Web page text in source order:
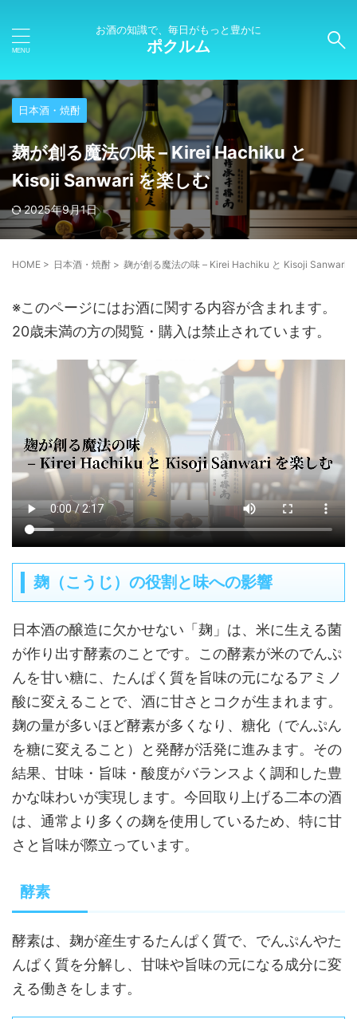
お酒の知識で、毎日がもっと豊かに
ポクルム
日本酒・焼酎
麹が創る魔法の味 – Kirei Hachiku と
Kisoji Sanwari を楽しむ
2025年9月1日
HOME > 日本酒・焼酎 > 麹が創る魔法の味 – Kirei Hachiku と Kisoji Sanwari
※このページにはお酒に関する内容が含まれます。
20歳未満の方の閲覧・購入は禁止されています。
麹（こうじ）の役割と味への影響
日本酒の醸造に欠かせない「麹」は、米に生える菌
が作り出す酵素のことです。この酵素が米のでんぷ
んを甘い糖に、たんぱく質を旨味の元になるアミノ
酸に変えることで、酒に甘さとコクが生まれます。
麹の量が多いほど酵素が多くなり、糖化（でんぷん
を糖に変えること）と発酵が活発に進みます。その
結果、甘味・旨味・酸度がバランスよく調和した豊
かな味わいが実現します。今回取り上げる二本の酒
は、通常より多くの麹を使用しているため、特に甘
さと旨味が際立っています。
酵素
酵素は、麹が産生するたんぱく質で、でんぷんやた
んぱく質を分解し、甘味や旨味の元になる成分に変
える働きをします。